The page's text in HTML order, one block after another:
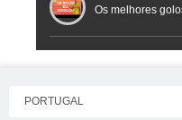
Placard
Os melhores
PORTUGAL